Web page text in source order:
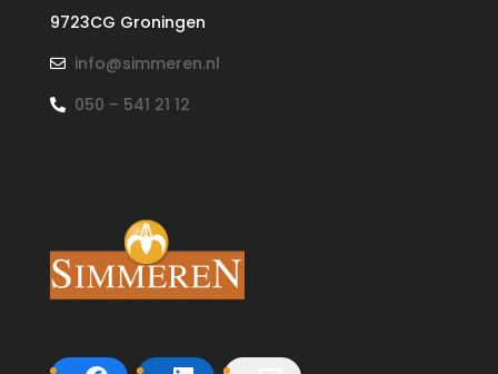
9723CG Groningen
info@simmeren.nl
050 – 541 21 12